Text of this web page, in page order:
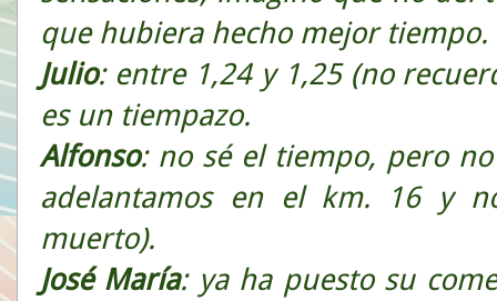
que hubiera hecho mejor tiempo.
Julio: entre 1,24 y 1,25 (no
es un tiempazo.
Alfonso: no sé el tiempo, pero
adelantamos en el km. 16 y
muerto).
José María: ya ha puesto su